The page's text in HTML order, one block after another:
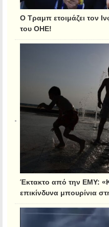
Ο Τραμπ ετοιμάζει τον
του ΟΗΕ!
Έκτακτο από την ΕΜΥ:
επικίνδυνα μπουρίνια